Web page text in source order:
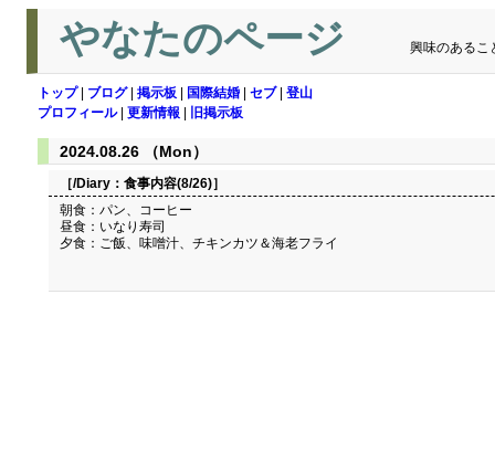
やなたのページ 興味のあるこ
トップ| ブログ| 掲示板 国際結婚 セブ| 登山
プロフィール| 更新情報 旧掲示板
2024.08.26 （Mon）
［/Diary： 食事内容(8/26)］
朝食：パン、コーヒー
昼食：いなり寿司
夕食：ご飯、味噌汁、チキンカツ＆海老フライ